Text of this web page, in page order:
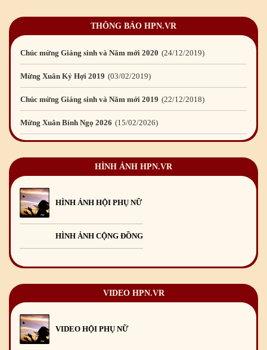
THÔNG BÁO HPN.VR
Mừng Xuân Canh Tý 2020 22 /01/2020
Chúc mừng Giáng sinh và Năm mới 2020 24/12/2019
Mừng Xuân Kỷ Hợi 2019 03/02/2019
Chúc mừng Giáng sinh và Năm mới 2019 22/12/2018
Mừng Xuân Bính Ngọ 2026 15/02/2026
Chúc mừng Giáng sinh và Năm mới 2025 24/12
Mừng Xuân Giáp Thìn 2024
HÌNH ẢNH HPN.VR
HÌNH ẢNH HỘI PHỤ NỮ
HÌNH ẢNH CỘNG ĐỒNG
VIDEO HPN.VR
VIDEO HỘI PHỤ NỮ